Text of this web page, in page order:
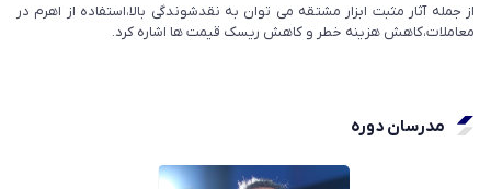
از جمله آثار مثبت ابزار مشتقه می توان به نقدشوندگی بالا،استفاده از اهرم در
معاملات،کاهش هزینه خطر و کاهش ریسک قیمت ها اشاره کرد.
مدرسان دوره